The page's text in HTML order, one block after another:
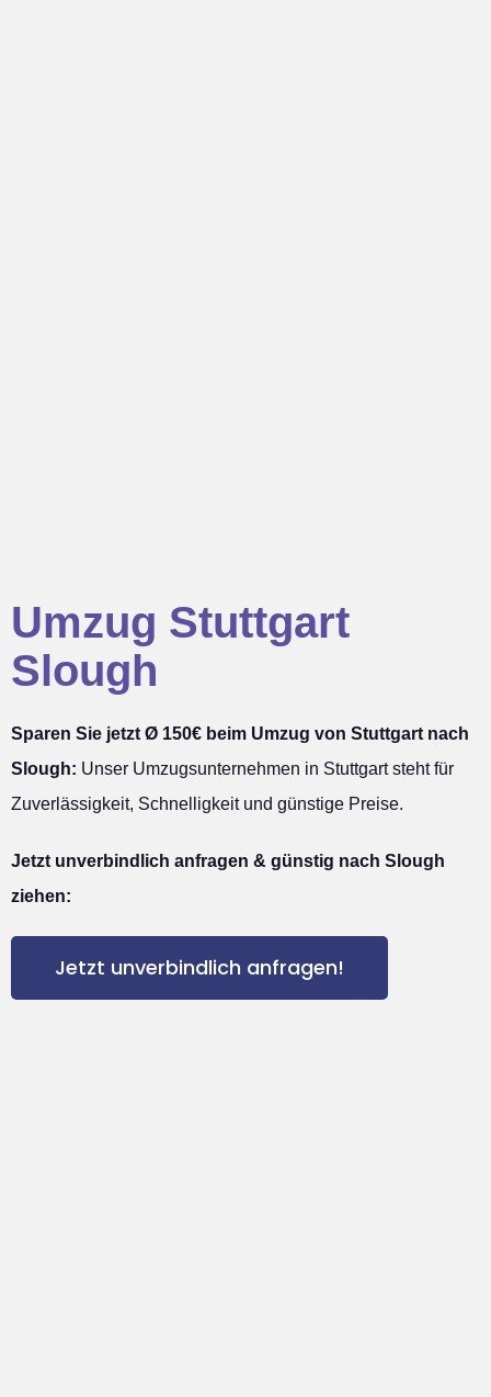
Umzug Stuttgart
Slough
Sparen Sie jetzt Ø 150€ beim Umzug von Stuttgart nach
Slough: Unser Umzugsunternehmen in Stuttgart steht für
Zuverlässigkeit, Schnelligkeit und günstige Preise.
Jetzt unverbindlich anfragen & günstig nach Slough
ziehen:
Jetzt unverbindlich anfragen!